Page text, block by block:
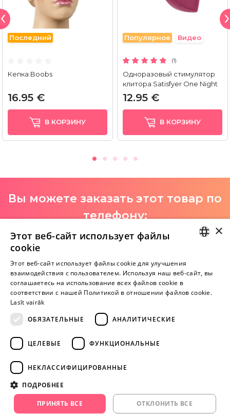
Последний
Кепка Boobs
16.95 €
В КОРЗИНУ
Популярное Видео
(1)
Одноразовый стимулятор
клитора Satisfyer One Night
Stand
12.95 €
В КОРЗИНУ
Вы можете заказать этот товар по
телефону:
+371 29 994 357
Пока нет отзывов
Будь первым!
Напишите отзыв и ПОЛУЧИТЕ ПОДАРОК!
Внимание! Yesyes.lv содержит откровенную сексуальную
информацию и изо.
ПРОДОЛЖАЙТЕ
ИГРАТЬ
RUSSIAN
×
Этот веб-сайт использует файлы
cookie
Этот веб-сайт использует файлы cookie для улучшения
взаимодействия с пользователем. Используя наш веб-сайт, вы
соглашаетесь на использование всех файлов cookie в
соответствии с нашей Политикой в ​​отношении файлов cookie.
Lasīt vairāk
ОБЯЗАТЕЛЬНЫЕ
АНАЛИТИЧЕСКИЕ
ЦЕЛЕВЫЕ ФУНКЦИОНАЛЬНЫЕ
НЕКЛАССИФИЦИРОВАННЫЕ
ПОДРОБНЕЕ
ПРИНЯТЬ ВСЕ ОТКЛОНИТЬ ВСЕ